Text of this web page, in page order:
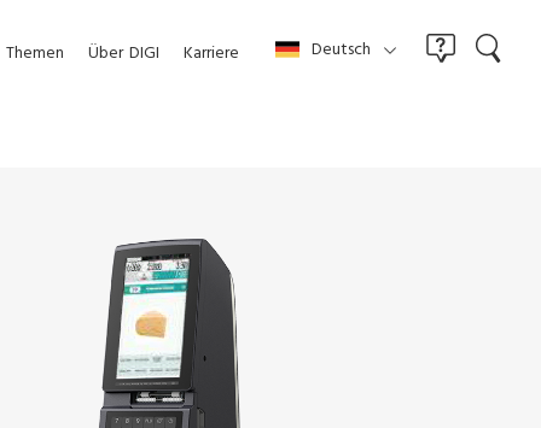
Themen Über DIGI Karriere Deutsch